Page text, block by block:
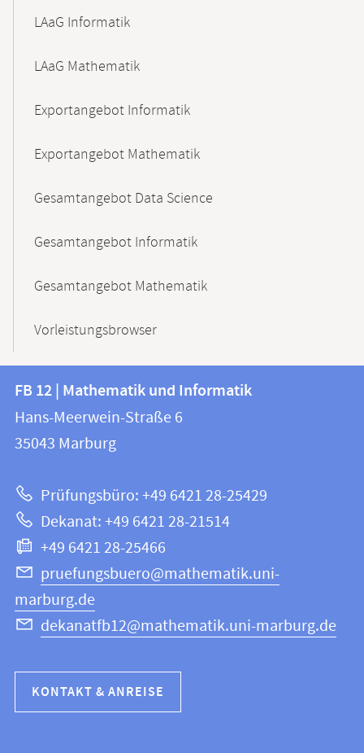
LAaG Informatik
LAaG Mathematik
Exportangebot Informatik
Exportangebot Mathematik
Gesamtangebot Data Science
Gesamtangebot Informatik
Gesamtangebot Mathematik
Vorleistungsbrowser
Kontakt
und
Informationen
Website
FB
12
|
und
Informatik
FB 12 | Mathematik und Informatik
Hans-Meerwein-Straße 6
35043 Marburg
Prüfungsbüro: +49 6421 28-25429
Dekanat: +49 6421 28-21514
+49 6421 28-25466
pruefungsbuero@mathematik.uni-
marburg.de
dekanatfb12@mathematik.uni-marburg.de
KONTAKT & ANREISE